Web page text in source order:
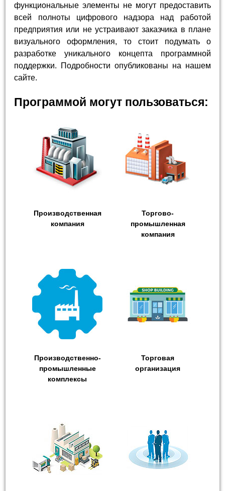
функциональные элементы не могут предоставить
всей полноты цифрового надзора над работой
предприятия или не устраивают заказчика в плане
визуального оформления, то стоит подумать о
разработке уникального концепта программной
поддержки. Подробности опубликованы на нашем
сайте.
Программой могут пользоваться:
Производственная
компания
Торгово-
промышленная
компания
Производственно-
промышленные
комплексы
Торговая
организация